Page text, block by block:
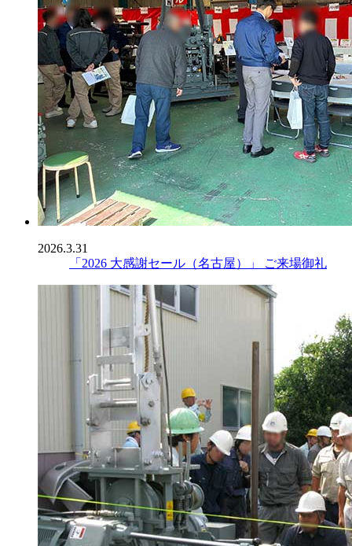
2026.3.31
「2026 大感謝セール（名古屋）」 ご来場御礼